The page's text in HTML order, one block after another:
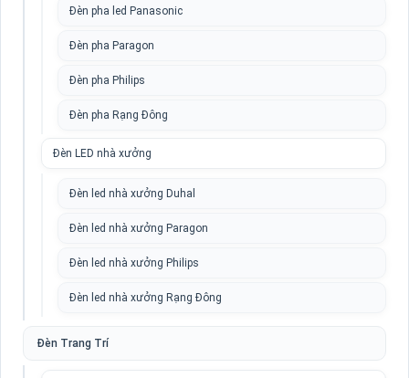
Đèn pha led Panasonic
Đèn pha Paragon
Đèn pha Philips
Đèn pha Rạng Đông
Đèn LED nhà xưởng
Đèn led nhà xưởng Duhal
Đèn led nhà xưởng Paragon
Đèn led nhà xưởng Philips
Đèn led nhà xưởng Rạng Đông
Đèn Trang Trí